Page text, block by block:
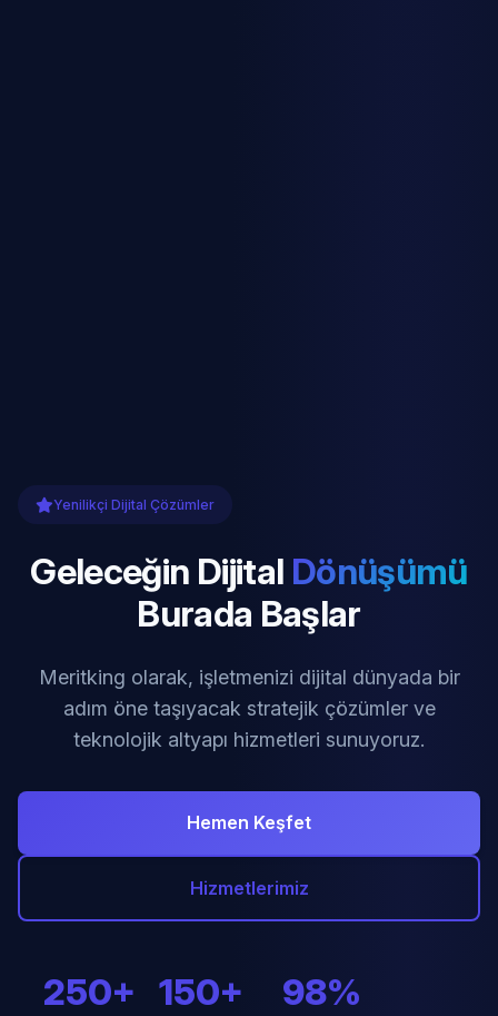
Yenilikçi Dijital Çözümler
Geleceğin Dijital Dönüşümü
Burada Başlar
Meritking olarak, işletmenizi dijital dünyada bir
adım öne taşıyacak stratejik çözümler ve
teknolojik altyapı hizmetleri sunuyoruz.
Hemen Keşfet
Hizmetlerimiz
250+ 150+ 98%